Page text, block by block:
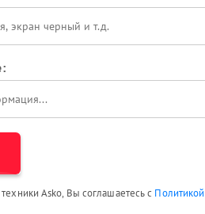
Asko, Вы соглашаетесь с Политикой